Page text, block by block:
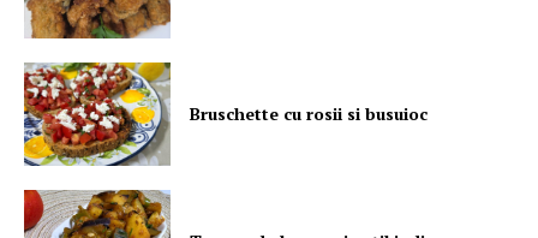
Bruschette cu rosii si busuioc